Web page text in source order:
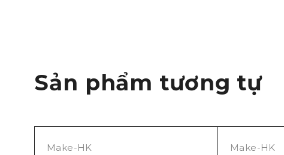
Sản phẩm tương tự
Make-HK
Make-HK